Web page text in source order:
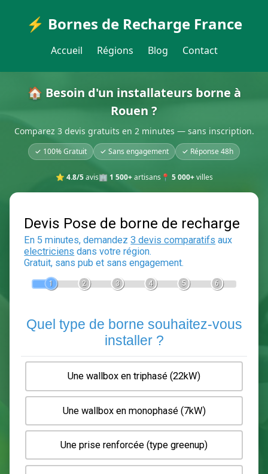
⚡ Bornes de Recharge France
Accueil Régions Blog Contact
🏠 Besoin d'un installateurs borne à
Rouen ?
Comparez 3 devis gratuits en 2 minutes — sans inscription.
✓ 100% Gratuit ✓ Sans engagement ✓ Réponse 48h
⭐ 4.8/5avis🏢 1 500+artisans 📍 5 000+villes
Devis Pose de borne de
En 5 minutes, demandez3 devis comparatifs
Gratuit, sans pub et sans engagement.
2 3 6
Quel type de borne souhaitez-
installer ?
Une wallbox en triphasé (22kW)